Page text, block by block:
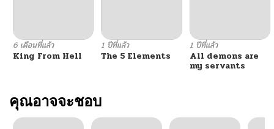
6 เดือนที่แล้ว
King From Hell
1 ปีที่แล้ว
The 5 Elements
1 ปีที่แล้ว
All demons are
my servants
คุณอาจจะชอบ